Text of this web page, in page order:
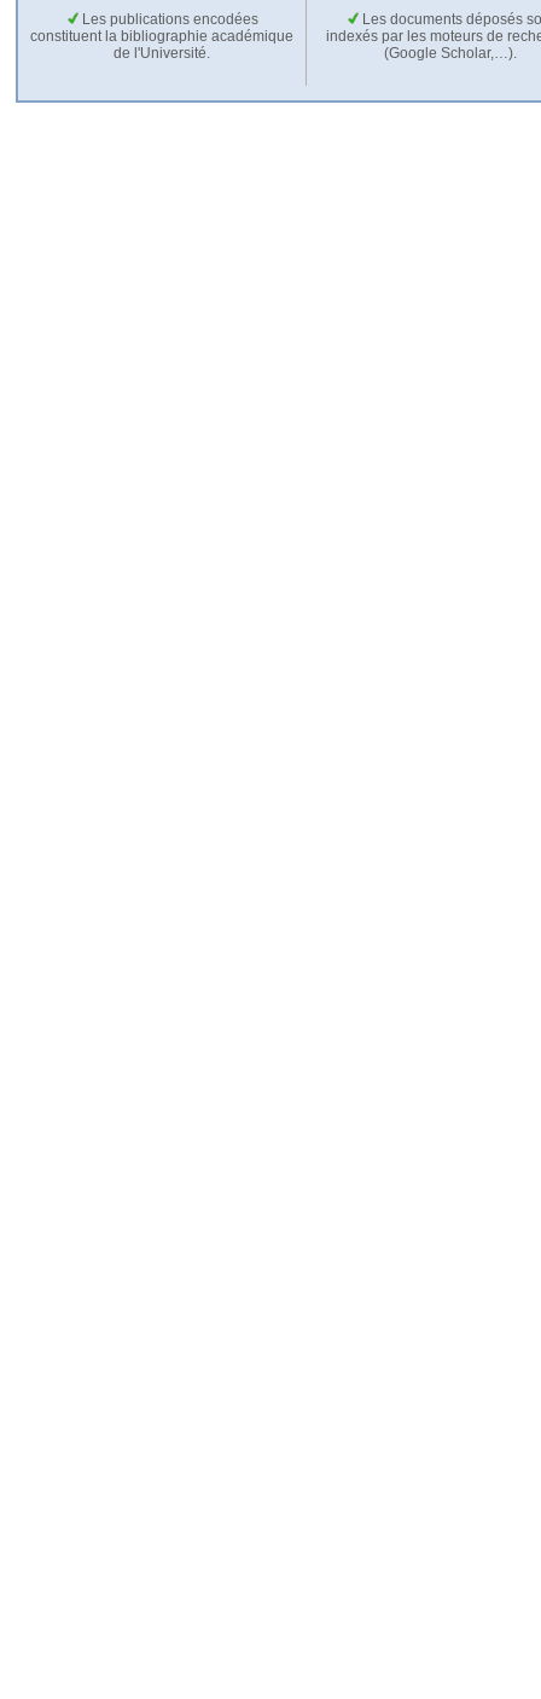
Les publications encodées
constituent la bibliographie académique
de l'Université.
Les documents déposés
indexés par les moteurs de
(Google Scholar,…).